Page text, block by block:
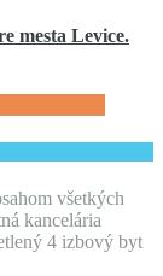
mesta Levice.
všetkých
kancelária
4 izbový byt